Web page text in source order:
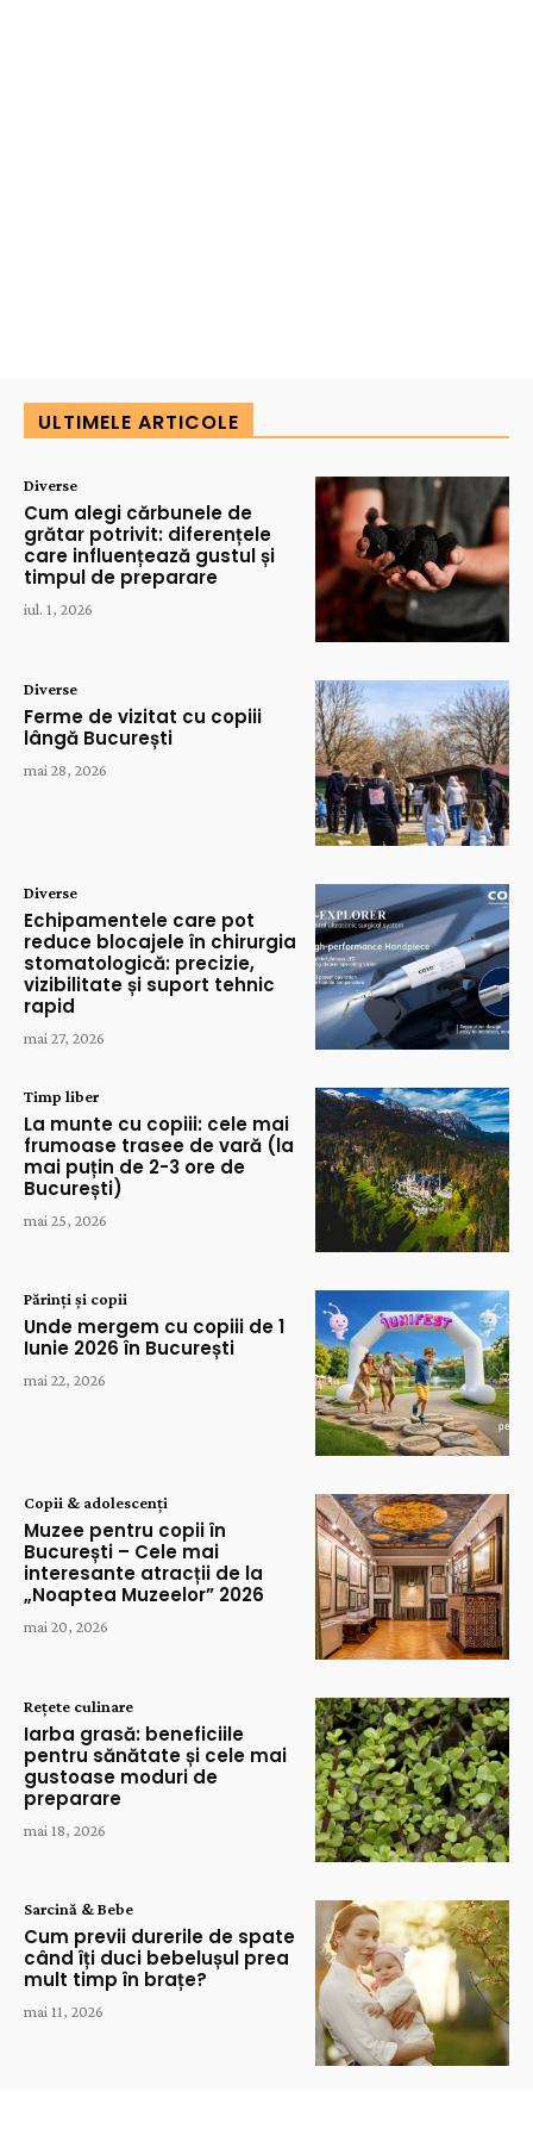
ULTIMELE ARTICOLE
Diverse
Cum alegi cărbunele de
grătar potrivit: diferențele
care influențează gustul și
timpul de preparare
iul. 1, 2026
Diverse
Ferme de vizitat cu copiii
lângă București
mai 28, 2026
Diverse
Echipamentele care pot
reduce blocajele în chirurgia
stomatologică: precizie,
vizibilitate și suport tehnic
rapid
mai 27, 2026
Timp liber
La munte cu copiii: cele mai
frumoase trasee de vară (la
mai puțin de 2-3 ore de
București)
mai 25, 2026
Părinți și copii
Unde mergem cu copiii de 1
Iunie 2026 în București
mai 22, 2026
Copii & adolescenți
Muzee pentru copii în
București – Cele mai
interesante atracții de la
„Noaptea Muzeelor” 2026
mai 20, 2026
Rețete culinare
Iarba grasă: beneficiile
pentru sănătate și cele mai
gustoase moduri de
preparare
mai 18, 2026
Sarcină & Bebe
Cum previi durerile de spate
când îți duci bebelușul prea
mult timp în brațe?
mai 11, 2026